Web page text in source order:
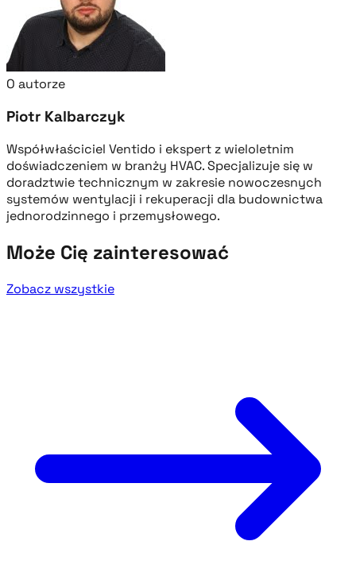
O autorze
Piotr Kalbarczyk
Współwłaściciel Ventido i ekspert z wieloletnim
doświadczeniem w branży HVAC. Specjalizuje się w
doradztwie technicznym w zakresie nowoczesnych
systemów wentylacji i rekuperacji dla budownictwa
jednorodzinnego i przemysłowego.
Może Cię zainteresować
Zobacz wszystkie